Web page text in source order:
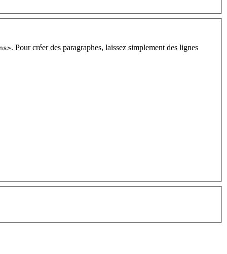
. Pour créer des paragraphes, laissez simplement des lignes